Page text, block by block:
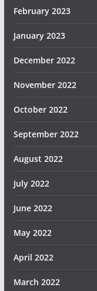
February 2023
January 2023
December 2022
November 2022
October 2022
September 2022
August 2022
July 2022
June 2022
May 2022
April 2022
March 2022